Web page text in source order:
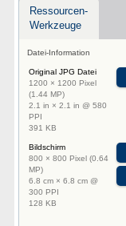
Ressourcen-
Werkzeuge
Datei-Information
Original JPG Datei
1200 × 1200 Pixel
(1.44 MP)
2.1 in × 2.1 in @ 580
PPI
391 KB
Bildschirm
800 × 800 Pixel (0.64
MP)
6.8 cm × 6.8 cm @
300 PPI
128 KB